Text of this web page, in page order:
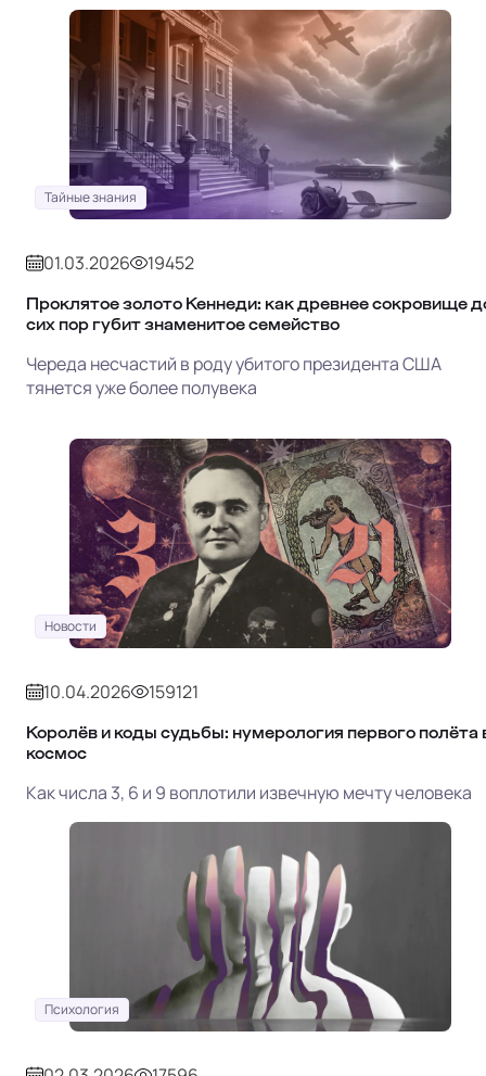
Тайные знания
01.03.2026 19452
Проклятое золото Кеннеди: как древнее сокровище
сих пор губит знаменитое семейство
Череда несчастий в роду убитого президента США
тянется уже более полувека
Новости
10.04.2026 159121
Королёв и коды судьбы: нумерология первого полёта
космос
Как числа 3, 6 и 9 воплотили извечную мечту человека
Психология